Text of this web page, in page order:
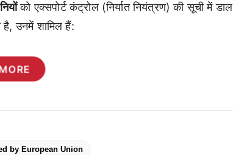
को एक्सपोर्ट कंट्रोल (निर्यात नियंत्रण) की सूची में डाल
है, उनमें शामिल हैं:
by European Union